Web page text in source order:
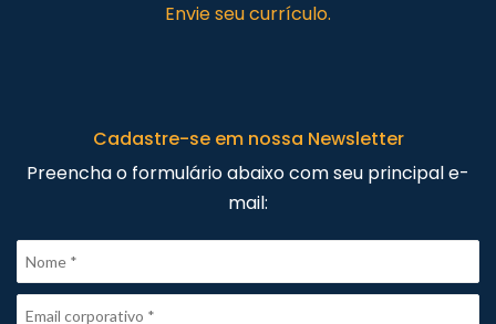
Envie seu currículo.
Cadastre-se em nossa Newsletter
Preencha o formulário abaixo com seu principal e-
mail: